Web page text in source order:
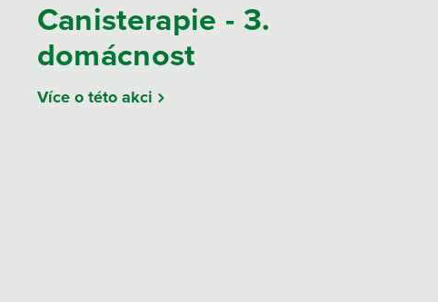
Canisterapie - 3.
domácnost
Více o této akci